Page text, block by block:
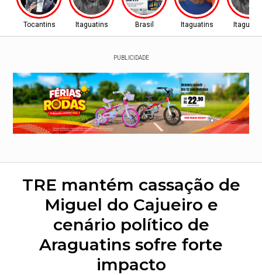
Tocantins Itaguatins Brasil Itaguatins
PUBLICIDADE
TRE mantém cassação de
Miguel do Cajueiro e
cenário político de
Araguatins sofre forte
impacto